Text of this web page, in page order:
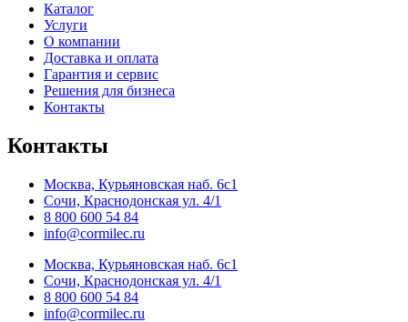
Каталог
Услуги
О компании
Доставка и оплата
Гарантия и сервис
Решения для бизнеса
Контакты
Контакты
Москва, Курьяновская наб. 6с1
Сочи, Краснодонская ул. 4/1
8 800 600 54 84
info@cormilec.ru
Москва, Курьяновская наб. 6с1
Сочи, Краснодонская ул. 4/1
8 800 600 54 84
info@cormilec.ru